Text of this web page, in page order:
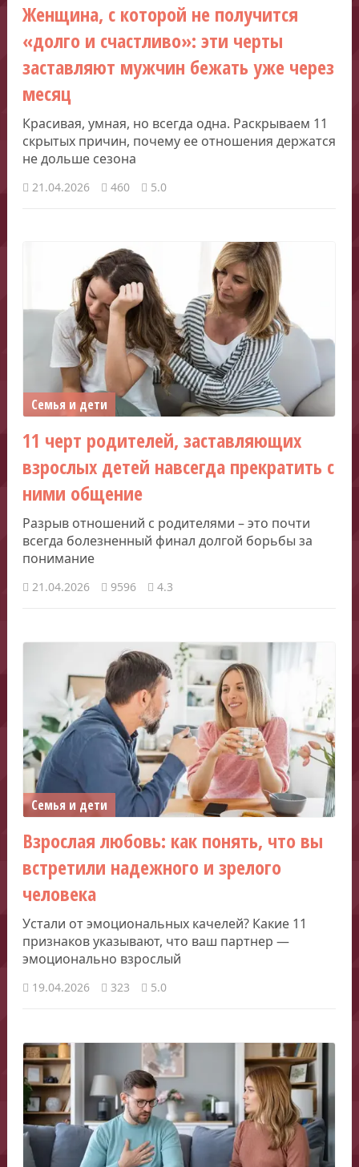
Женщина, с которой не получится
«долго и счастливо»: эти черты
заставляют мужчин бежать уже через
месяц
Красивая, умная, но всегда одна. Раскрываем 11
скрытых причин, почему ее отношения держатся
не дольше сезона
21.04.2026 460 5.0
Семья и дети
11 черт родителей, заставляющих
взрослых детей навсегда прекратить с
ними общение
Разрыв отношений с родителями – это почти
всегда болезненный финал долгой борьбы за
понимание
21.04.2026 9596 4.3
Семья и дети
Взрослая любовь: как понять, что вы
встретили надежного и зрелого
человека
Устали от эмоциональных качелей? Какие 11
признаков указывают, что ваш партнер —
эмоционально взрослый
19.04.2026 323 5.0